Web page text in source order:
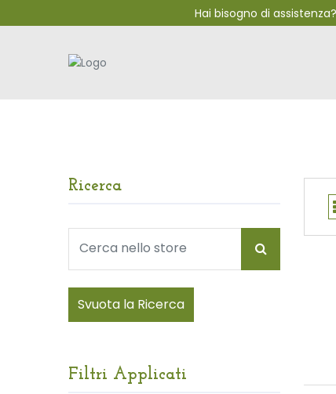
Hai bisogno di
Ricerca
Svuota la Ricerca
Filtri Applicati